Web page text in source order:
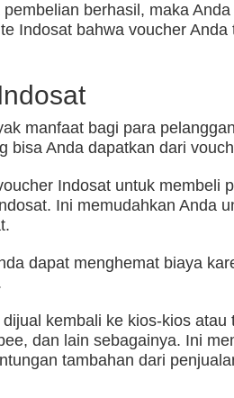
berhasil, maka Anda
Indosat bahwa voucher Anda
manfaat bagi para
bisa Anda dapatkan dari
Indosat untuk membeli
Ini memudahkan Anda
dapat menghemat biaya
kembali ke kios-kios atau
dan lain sebagainya. Ini
tambahan dari